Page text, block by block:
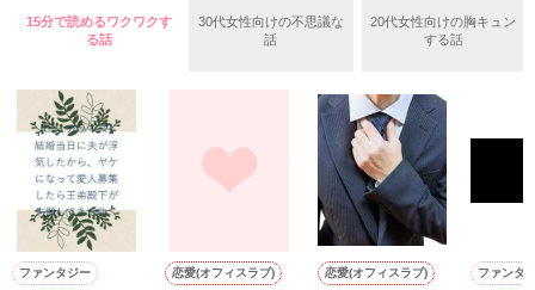
＊以前、公開していた話の改稿版です＊
作品を読む
いた。
守と由羅から『便利屋雛子』と馬鹿にされ、一人こっそり泣い
た上、同居まで提案してきて──？
鷹哉『宜しくな、俺の雛子』🦅
雛子『俺の……ひぃ、雛子？！！！』🐥
シゴデキで冷徹な上司が見せる素顔は、なぜか想像以上に甘く
て……🐥💓🦅
15分で読めるワクワクす
る話
30代女性向けの不思議な
話
20代女性向けの胸キュン
する話
ファンタジー 恋愛(オフィスラブ) 恋愛(オフィスラブ) ファンタ